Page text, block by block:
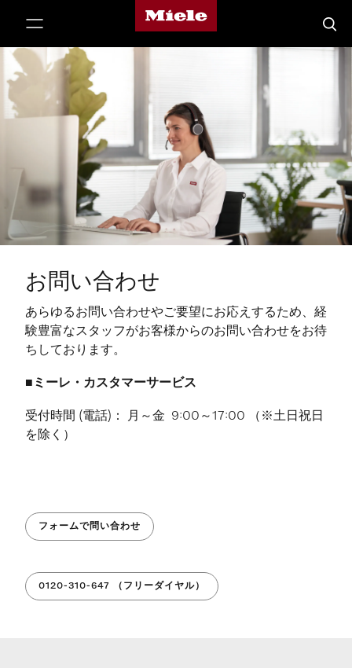
Mieleのホームページ
検索
お問い合わせ
あらゆるお問い合わせやご要望にお応えするため、経
験豊富なスタッフがお客様からのお問い合わせをお待
ちしております。
■ミーレ・カスタマーサービス
受付時間 (電話)： 月～金 9:00～17:00 （※土日祝日
を除く）
フォームで問い合わせ
0120-310-647 （フリーダイヤル）